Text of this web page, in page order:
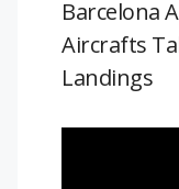
Barcelona
Aircrafts
Landings